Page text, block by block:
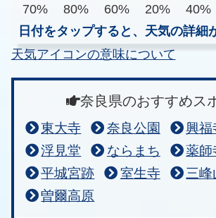
70%
80% 60% 20% 40%
日付をタップすると、天気の詳細
天気アイコンの意味について
奈良県のおすすめス
東大寺 奈良公園
興福
浮見堂
ならまち
薬師
平城宮跡
室生寺
三峰
曽爾高原